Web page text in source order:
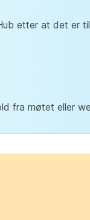
etter at det er
fra møtet eller